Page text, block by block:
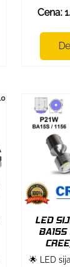
Cena:
LED
BA15S
🌟 LED